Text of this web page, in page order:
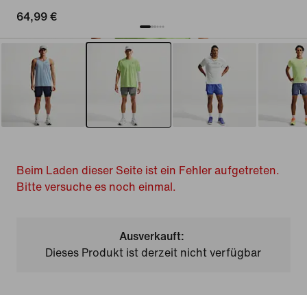
64,99 €
Beim Laden dieser Seite ist ein Fehler aufgetreten.
Bitte versuche es noch einmal.
Ausverkauft:
Dieses Produkt ist derzeit nicht verfügbar